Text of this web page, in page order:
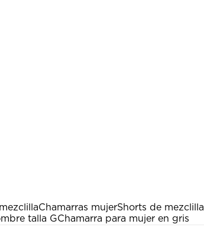
Chamarras mujerShorts de mezclilla
talla GChamarra para mujer en gris